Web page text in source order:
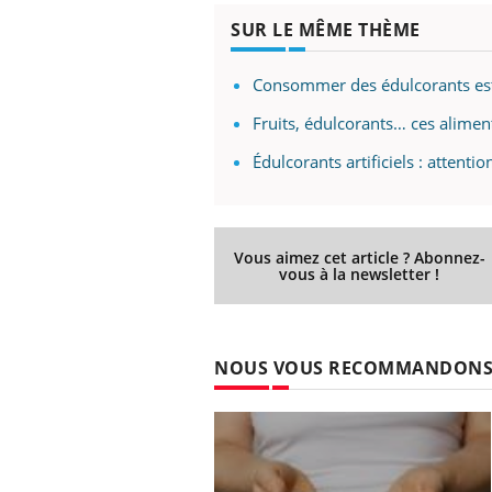
SUR LE MÊME THÈME
Consommer des édulcorants
Fruits, édulcorants… ces
Édulcorants artificiels :
Vous aimez cet article ? Abonnez-
vous à la newsletter !
NOUS VOUS RECOMMANDONS
Fatigue, irritabilité, brouillard mental ou
même alopécie… Les symptômes de la
En